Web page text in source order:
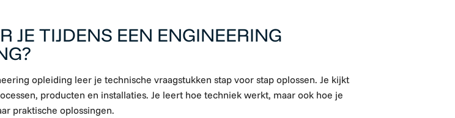
JE TIJDENS EEN ENGINEERING
opleiding leer je technische vraagstukken stap voor stap oplossen. Je kijkt
producten en installaties. Je leert hoe techniek werkt, maar ook hoe je
praktische oplossingen.